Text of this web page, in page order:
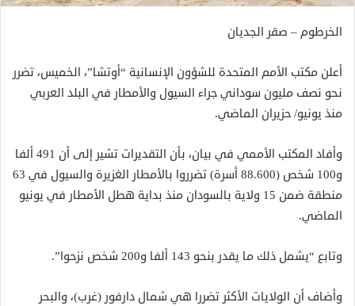
الخرطوم – صقر الجديان
أعلن مكتب الأمم المتحدة للشؤون الإنسانية “أوتشا”، الخميس، تضرر
نحو نصف مليون سوداني جراء السيول والأمطار في البلد العربي
منذ يونيو/ حزيران الماضي.
وأفاد المكتب الأممي في بيان، بأن التقديرات تشير إلى أن 491 ألفا
و100 شخص (88.600 أسرة) تضرروا بالأمطار الغزيرة والسيول في 63
منطقة ضمن 15 ولاية بالسودان منذ بداية هطل الأمطار في يونيو
الماضي.
وتابع “يشمل ذلك ما يقدر بنحو 143 ألفا و200 شخص نزحوا”.
وأضاف أن الولايات الأكثر تضررا هي شمال دارفور (غرب)، والبحر